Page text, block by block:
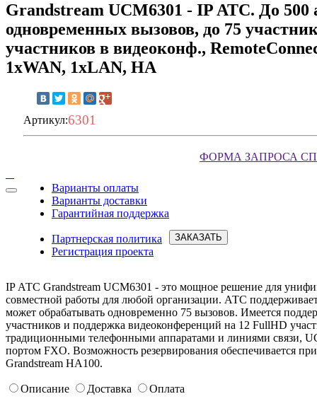
Grandstream UCM6301 - IP ATC. До 500
одновременных вызовов, до 75
участников в видеоконф.,
1xWAN, 1xLAN, HA
Артикул:6301
ФОРМА ЗАПРОСА
Варианты оплаты
Варианты доставки
Гарантийная поддержка
Партнерская политика
Регистрация проекта
ЗАКАЗАТЬ
IP АТС Grandstream UCM6301 - это мощное решение для
совместной работы для любой организации. АТС
может обрабатывать одновременно 75 вызовов. Имеется
участников и поддержка видеоконференций на 12 FullHD
традиционными телефонными аппаратами и линиями связи,
портом FXO. Возможность резервирования обеспечивается
Grandstream HA100.
Описание Доставка
Оплата